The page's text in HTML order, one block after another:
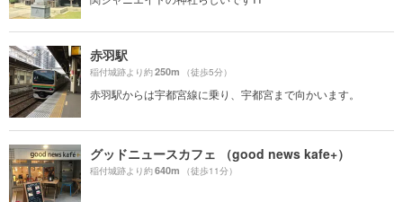
赤羽駅
稲付城跡より約250m （徒歩5分）
赤羽駅からは宇都宮線に乗り、宇都宮まで向かいます。
グッドニュースカフェ （good news kafe+）
稲付城跡より約640m （徒歩11分）